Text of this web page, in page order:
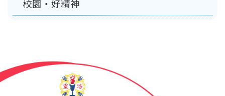
校園‧好精神